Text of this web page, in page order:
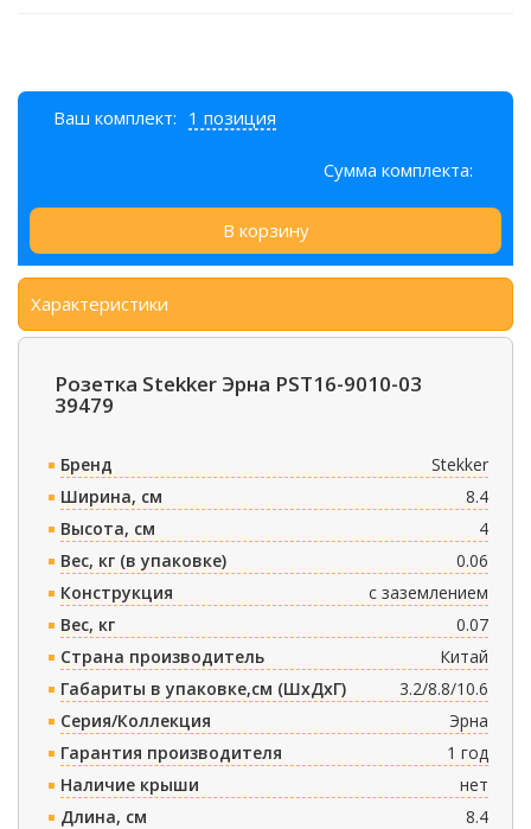
Ваш комплект: 1 позиция
Сумма комплекта:
В корзину
Характеристики
Розетка Stekker Эрна PST16-9010-03
39479
Бренд
Stekker
Ширина, см
8.4
Высота, см
4
Вес, кг (в упаковке)
0.06
Конструкция
с заземлением
Вес, кг
0.07
Страна производитель
Китай
Габариты в упаковке,см (ШxДxГ)
3.2/8.8/10.6
Серия/Коллекция
Эрна
Гарантия производителя
1 год
Наличие крыши
нет
Длина, см
8.4